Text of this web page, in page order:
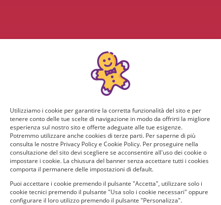
Utilizziamo i cookie per garantire la corretta funzionalità del sito e per
tenere conto delle tue scelte di navigazione in modo da offrirti la migliore
esperienza sul nostro sito e offerte adeguate alle tue esigenze.
Potremmo utilizzare anche cookies di terze parti. Per saperne di più
consulta le nostre Privacy Policy e Cookie Policy. Per proseguire nella
consultazione del sito devi scegliere se acconsentire all'uso dei cookie o
impostare i cookie. La chiusura del banner senza accettare tutti i cookies
comporta il permanere delle impostazioni di default.
Puoi accettare i cookie premendo il pulsante "Accetta", utilizzare solo i
cookie tecnici premendo il pulsante "Usa solo i cookie necessari" oppure
configurare il loro utilizzo premendo il pulsante "Personalizza".